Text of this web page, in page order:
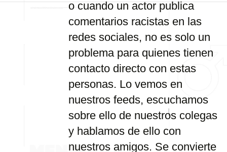
ocuandounactorpublica
comentarios racistas en las
redes sociales, no es solo un
problema para quienes tienen
contacto directo con estas
personas. Lo vemos en
nuestros feeds, escuchamos
sobre ello de nuestros colegas
y hablamos de ello con
nuestros amigos. Se convierte